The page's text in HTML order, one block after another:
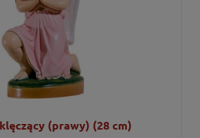
(prawy) (28 cm)